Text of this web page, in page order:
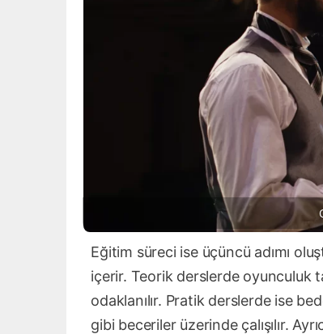
Eğitim süreci ise üçüncü adımı
içerir. Teorik derslerde oyunculuk
odaklanılır. Pratik derslerde ise
gibi beceriler üzerinde çalışılır.